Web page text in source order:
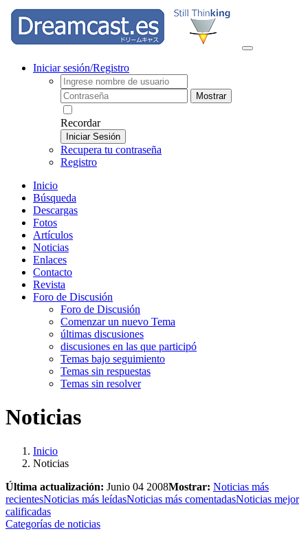
Iniciar sesión/Registro
Mostrar
Recordar
Iniciar Sesión
Recupera tu contraseña
Registro
Inicio
Búsqueda
Descargas
Fotos
Artículos
Noticias
Enlaces
Contacto
Revista
Foro de Discusión
Foro de Discusión
Comenzar un nuevo Tema
últimas discusiones
discusiones en las que participó
Temas bajo seguimiento
Temas sin respuestas
Temas sin resolver
Noticias
Inicio
Noticias
Última actualización: Junio 04 2008Mostrar: Noticias más
recientesNoticias más leídasNoticias más comentadasNoticias mejor
calificadas
Categorías de noticias